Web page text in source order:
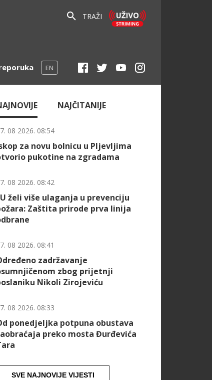
TRAŽI
EN
NAJČITANIJE
08 2026. 08:54
za novu bolnicu u Pljevljima
pukotine na zgradama
08 2026. 08:42
želi više ulaganja u prevenciju
Zaštita prirode prva linija
08 2026. 08:41
zadržavanje
zbog prijetnji
Nikoli Zirojeviću
08 2026. 08:33
ponedjeljka potpuna obustava
preko mosta Đurđevića
SVE NAJNOVIJE VIJESTI